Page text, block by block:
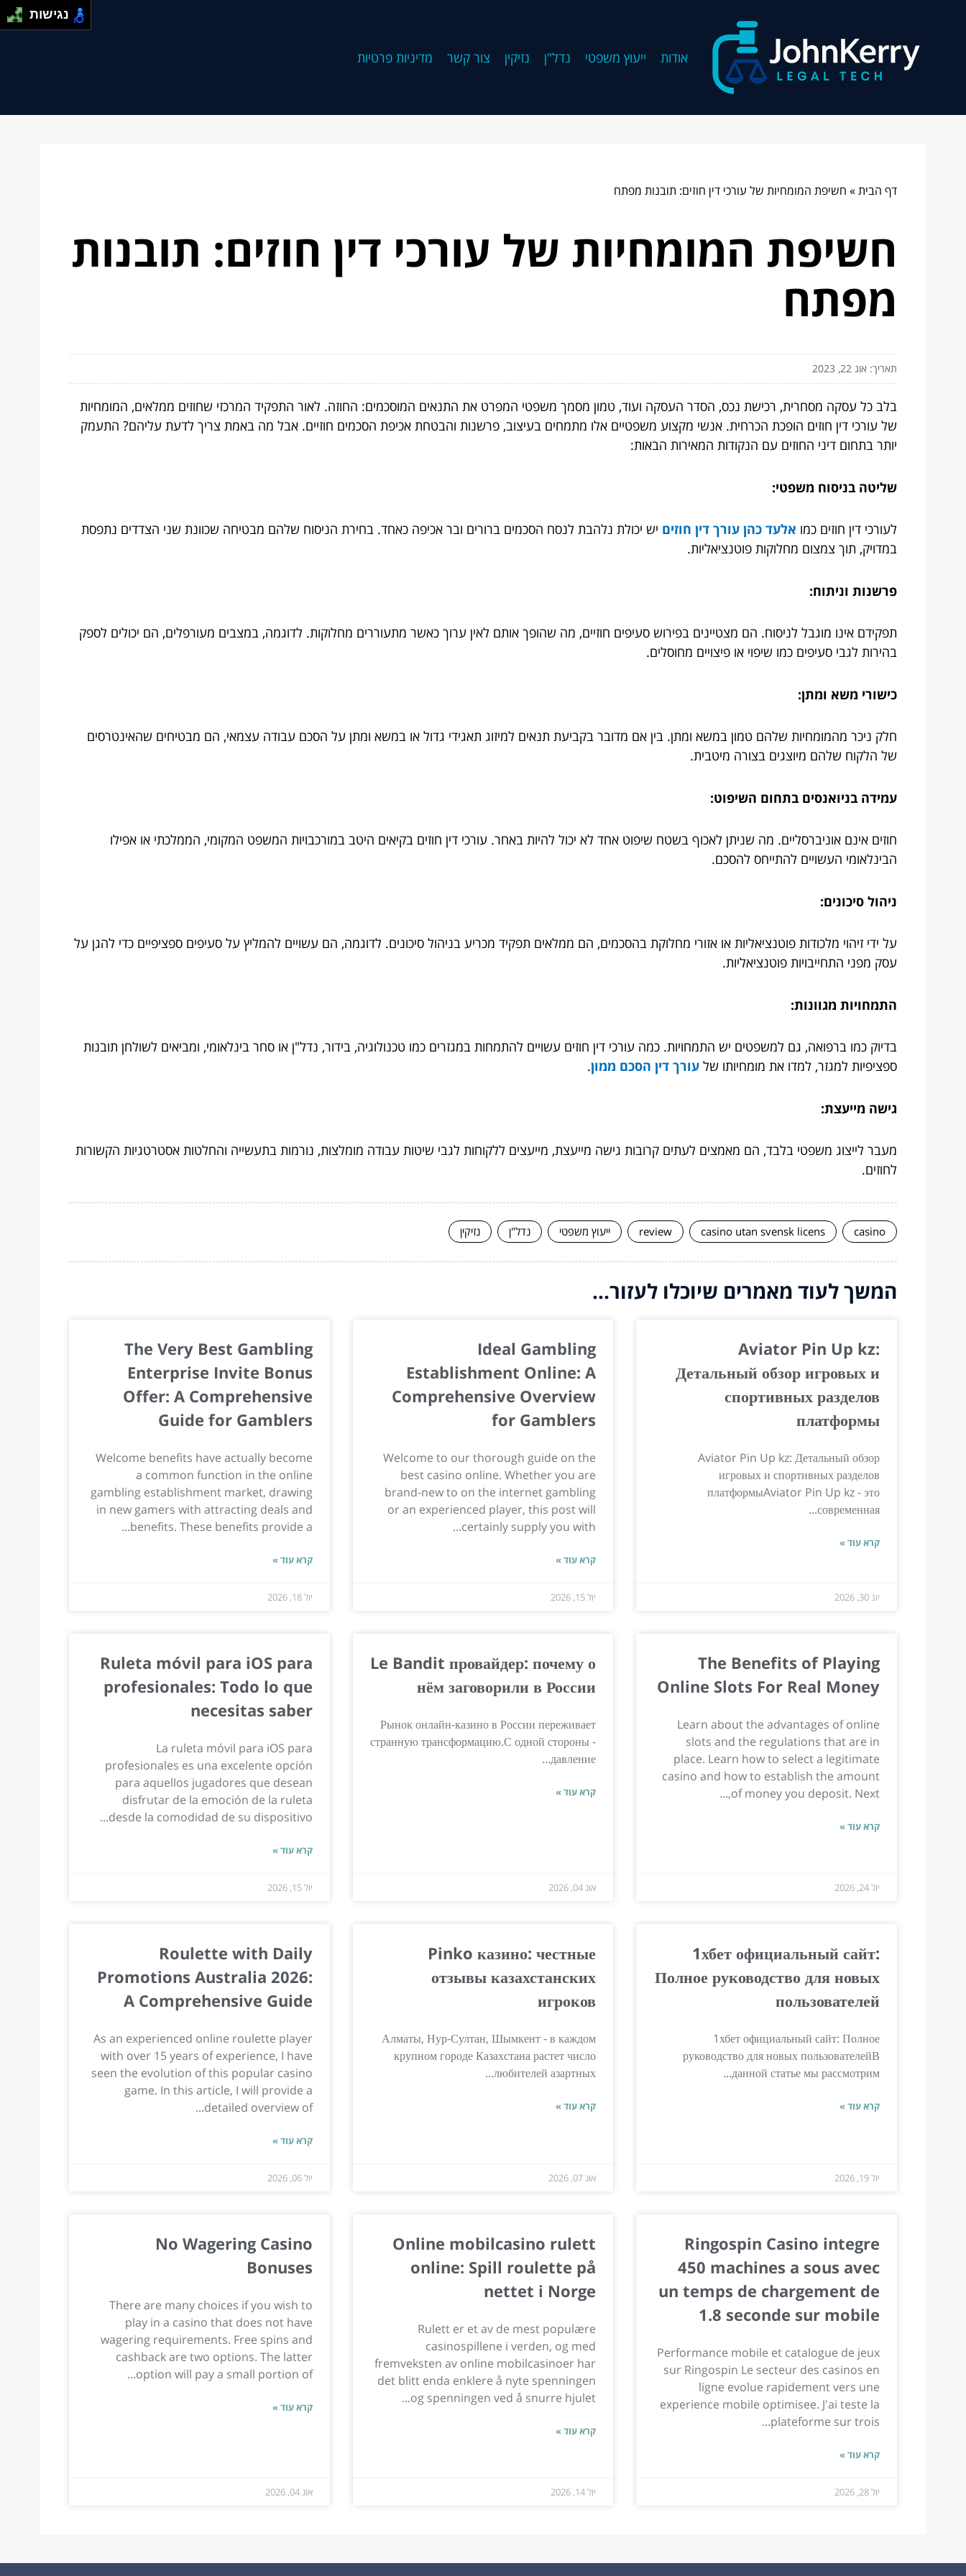
אודות ייעוץ משפטי נדל"ן נזיקין צור קשר מדיניות פרטיות
דף הבית» חשיפת המומחיות של עורכי דין חוזים: תובנות מפתח
חשיפת המומחיות של עורכי דין חוזים: תובנות
מפתח
תאריך: אוג 22, 2023
בלב כל עסקה מסחרית, רכישת נכס, הסדר העסקה ועוד, טמון מסמך משפטי המפרט את התנאים המוסכמים: החוזה. לאור התפקיד המרכזי שחוזים ממלאים, המומחיות
של עורכי דין חוזים הופכת הכרחית. אנשי מקצוע משפטיים אלו מתמחים בעיצוב, פרשנות והבטחת אכיפת הסכמים חוזיים. אבל מה באמת צריך לדעת עליהם? התעמק
יותר בתחום דיני החוזים עם הנקודות המאירות הבאות:
שליטה בניסוח משפטי:
לעורכי דין חוזים כמו אלעד כהן עורך דין חוזים יש יכולת נלהבת לנסח הסכמים ברורים ובר אכיפה כאחד. בחירת הניסוח שלהם מבטיחה שכוונת שני הצדדים נתפסת
במדויק, תוך צמצום מחלוקות פוטנציאליות.
פרשנות וניתוח:
תפקידם אינו מוגבל לניסוח. הם מצטיינים בפירוש סעיפים חוזיים, מה שהופך אותם לאין ערוך כאשר מתעוררים מחלוקות. לדוגמה, במצבים מעורפלים, הם יכולים לספק
בהירות לגבי סעיפים כמו שיפוי או פיצויים מחוסלים.
כישורי משא ומתן:
חלק ניכר מהמומחיות שלהם טמון במשא ומתן. בין אם מדובר בקביעת תנאים למיזוג תאגידי גדול או במשא ומתן על הסכם עבודה עצמאי, הם מבטיחים שהאינטרסים
של הלקוח שלהם מיוצגים בצורה מיטבית.
עמידה בניואנסים בתחום השיפוט:
חוזים אינם אוניברסליים. מה שניתן לאכוף בשטח שיפוט אחד לא יכול להיות באחר. עורכי דין חוזים בקיאים היטב במורכבויות המשפט המקומי, הממלכתי או אפילו
הבינלאומי העשויים להתייחס להסכם.
ניהול סיכונים:
על ידי זיהוי מלכודות פוטנציאליות או אזורי מחלוקת בהסכמים, הם ממלאים תפקיד מכריע בניהול סיכונים. לדוגמה, הם עשויים להמליץ על סעיפים ספציפיים כדי להגן על
עסק מפני התחייבויות פוטנציאליות.
התמחויות מגוונות:
בדיוק כמו ברפואה, גם למשפטים יש התמחויות. כמה עורכי דין חוזים עשויים להתמחות במגזרים כמו טכנולוגיה, בידור, נדל"ן או סחר בינלאומי, ומביאים לשולחן תובנות
ספציפיות למגזר, למדו את מומחיותו של עורך דין הסכם ממון.
גישה מייעצת:
מעבר לייצוג משפטי בלבד, הם מאמצים לעתים קרובות גישה מייעצת, מייעצים ללקוחות לגבי שיטות עבודה מומלצות, נורמות בתעשייה והחלטות אסטרטגיות הקשורות
לחוזים.
casino
casino utan svensk licens
review ייעוץ משפטי נדל"ן נזיקין
המשך לעוד מאמרים שיוכלו לעזור...
Aviator Pin Up kz:
Детальный обзор игровых и
спортивных разделов
платформы
Aviator Pin Up kz: Детальный обзор
игровых и спортивных разделов
платформыAviator Pin Up kz - это
современная...
קרא עוד »
יונ 30, 2026
Ideal Gambling
Establishment Online: A
Comprehensive Overview
for Gamblers
Welcome to our thorough guide on the
best casino online. Whether you are
brand-new to on the internet gambling
or an experienced player, this post will
certainly supply you with...
קרא עוד »
יול 15, 2026
The Very Best Gambling
Enterprise Invite Bonus
Offer: A Comprehensive
Guide for Gamblers
Welcome benefits have actually become
a common function in the online
gambling establishment market, drawing
in new gamers with attracting deals and
benefits. These benefits provide a...
קרא עוד »
יול 18, 2026
The Benefits of Playing
Online Slots For Real Money
Learn about the advantages of online
slots and the regulations that are in
place. Learn how to select a legitimate
casino and how to establish the amount
of money you deposit. Next,...
קרא עוד »
יול 24, 2026
Le Bandit провайдер: почему о
нём заговорили в России
Рынок онлайн-казино в России переживает
странную трансформацию.С одной стороны -
давление...
קרא עוד »
אוג 04, 2026
Ruleta móvil para iOS para
profesionales: Todo lo que
necesitas saber
La ruleta móvil para iOS para
profesionales es una excelente opción
para aquellos jugadores que desean
disfrutar de la emoción de la ruleta
desde la comodidad de su dispositivo...
קרא עוד »
יול 15, 2026
1хбет официальный сайт:
Полное руководство для новых
пользователей
1хбет официальный сайт: Полное
руководство для новых пользователейВ
данной статье мы рассмотрим...
קרא עוד »
יול 19, 2026
Pinko казино: честные
отзывы казахстанских
игроков
Алматы, Нур-Султан, Шымкент - в каждом
крупном городе Казахстана растет число
любителей азартных...
קרא עוד »
אוג 07, 2026
Roulette with Daily
Promotions Australia 2026:
A Comprehensive Guide
As an experienced online roulette player
with over 15 years of experience, I have
seen the evolution of this popular casino
game. In this article, I will provide a
detailed overview of...
קרא עוד »
יול 06, 2026
Ringospin Casino integre
450 machines a sous avec
un temps de chargement de
1.8 seconde sur mobile
Performance mobile et catalogue de jeux
sur Ringospin Le secteur des casinos en
ligne evolue rapidement vers une
experience mobile optimisee. J'ai teste la
plateforme sur trois...
קרא עוד »
יול 28, 2026
Online mobilcasino rulett
online: Spill roulette på
nettet i Norge
Rulett er et av de mest populære
casinospillene i verden, og med
fremveksten av online mobilcasinoer har
det blitt enda enklere å nyte spenningen
og spenningen ved å snurre hjulet...
קרא עוד »
יול 14, 2026
No Wagering Casino
Bonuses
There are many choices if you wish to
play in a casino that does not have
wagering requirements. Free spins and
cashback are two options. The latter
option will pay a small portion of...
קרא עוד »
אוג 04, 2026
נגישות